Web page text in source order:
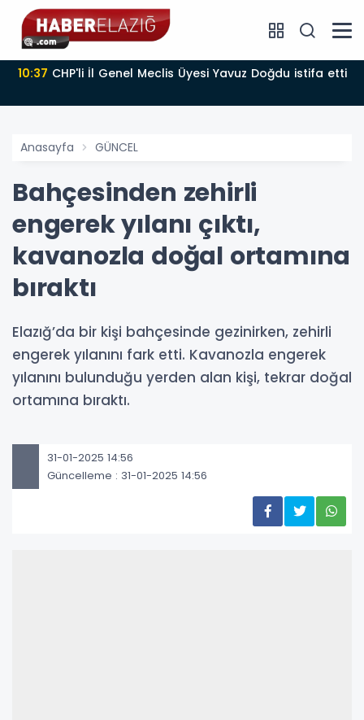
10:37 CHP'li İl Genel Meclis Üyesi Yavuz Doğdu istifa etti
Anasayfa GÜNCEL
Bahçesinden zehirli
engerek yılanı çıktı,
kavanozla doğal ortamına
bıraktı
Elazığ’da bir kişi bahçesinde gezinirken, zehirli
engerek yılanını fark etti. Kavanozla engerek
yılanını bulunduğu yerden alan kişi, tekrar doğal
ortamına bıraktı.
31-01-2025 14:56
Güncelleme : 31-01-2025 14:56